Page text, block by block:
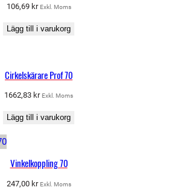
106,69 kr Exkl. Moms
Lägg till i varukorg
Cirkelskärare Prof 70
1662,83 kr Exkl. Moms
Lägg till i varukorg
Vinkelkoppling 70
247,00 kr Exkl. Moms